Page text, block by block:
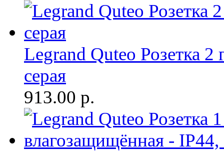
Legrand Quteo Розетка 2
серая
913.00 р.